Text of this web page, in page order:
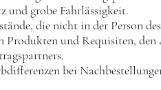
und grobe Fahrlässigkeit.
die nicht in der Person
und Requisiten,
bei